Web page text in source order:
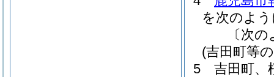
を次のよ
〔次
(吉田町等
5
吉田町、